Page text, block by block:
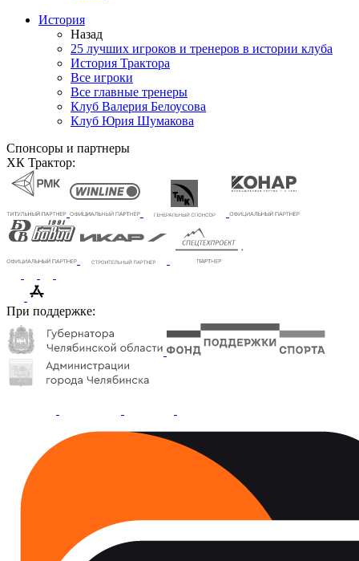
История
Назад
25 лучших игроков и тренеров в истории клуба
История Трактора
Все игроки
Все главные тренеры
Клуб Валерия Белоусова
Клуб Юрия Шумакова
Спонсоры и партнеры
ХК Трактор:
При поддержке: